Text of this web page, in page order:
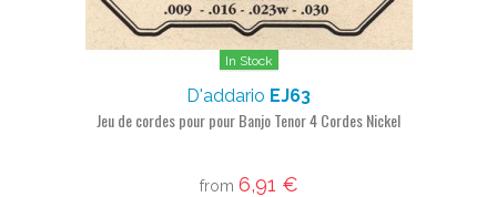
In Stock
D'addario EJ63
Jeu de cordes pour pour Banjo Tenor 4 Cordes Nickel
from 6,91 €